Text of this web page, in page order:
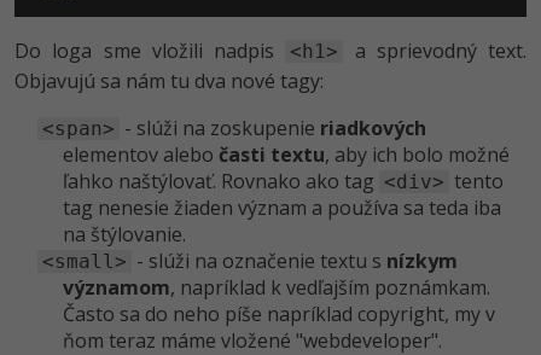
Do loga sme vložili nadpis <h1>
a sprievodný text.
Objavujú sa nám tu dva nové tagy:
<span> - slúži na zoskupenie riadkových
elementov alebo časti textu, aby ich bolo možné
ľahko naštýlovať. Rovnako ako tag <div> tento
tag nenesie žiaden význam a používa sa teda iba
na štýlovanie.
<small> - slúži na označenie textu s nízkym
významom, napríklad k vedľajším poznámkam.
Často sa do neho píše napríklad copyright, my v
ňom teraz máme vložené "webdeveloper".